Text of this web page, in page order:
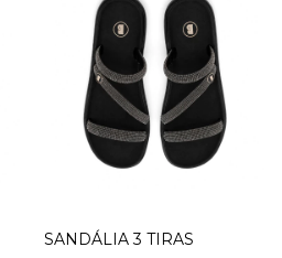
SANDÁLIA 3 TIRAS